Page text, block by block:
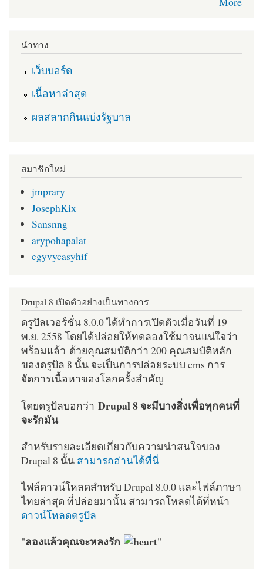
นำทาง
เว็บบอร์ด
เนื้อหาล่าสุด
ผลสลากกินแบ่งรัฐบาล
สมาชิกใหม่
jmprary
JosephKix
Sansnng
arypohapalat
egyvycasyhif
Drupal 8 เปิดตัวอย่างเป็นทางการ
ดรูปัลเวอร์ชั่น 8.0.0 ได้ทำการเปิดตัวเมื่อวันที่ 19
พ.ย. 2558 โดยได้ปล่อยให้ทดลองใช้มาจนแน่ใจว่า
พร้อมแล้ว ด้วยคุณสมบัติกว่า 200 คุณสมบัติหลัก
ของดรูปัล 8 นั้น จะเป็นการปล่อยระบบ cms การ
จัดการเนื้อหาของโลกครั้งสำคัญ
โดยดรูปัลบอกว่า Drupal 8 จะมีบางสิ่งเพื่อทุกคนที่
จะรักมัน
สำหรับรายละเอียดเกี่ยวกับความน่าสนใจของ
Drupal 8 นั้น สามารถอ่านได้ที่นี่
ไฟล์ดาวน์โหลดสำหรับ Drupal 8.0.0 และไฟล์ภาษา
ไทยล่าสุด ที่ปล่อยมานั้น สามารถโหลดได้ที่หน้า
ดาวน์โหลดดรูปัล
"ลองแล้วคุณจะหลงรัก "